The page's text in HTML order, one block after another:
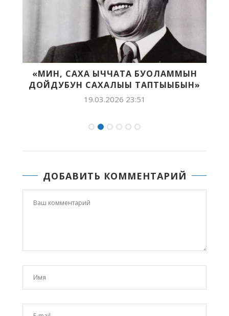
«МИН, САХА ЫЧЧАТА БУОЛАММЫН
ДОЙДУБУН САХАЛЫЫ ТАПТЫЫБЫН»
19.03.2026 23:51
ДОБАВИТЬ КОММЕНТАРИЙ